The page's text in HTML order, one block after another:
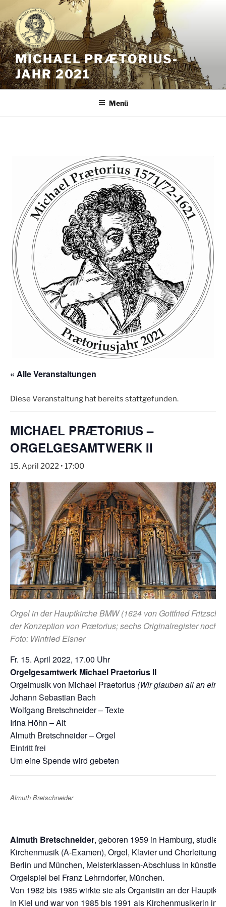
Inhalt
springen
MICHAEL PRÆTORIUS-
JAHR 2021
Menü
« Alle Veranstaltungen
Diese Veranstaltung hat bereits stattgefunden.
MICHAEL PRÆTORIUS –
ORGELGESAMTWERK II
15. April 2022 • 17:00
Orgel in der Hauptkirche BMW (1624 von Gottfried
der Konzeption von Prætorius; sechs Originalregister noch
Foto: Winfried Elsner
Fr. 15. April 2022, 17.00 Uhr
Orgelgesamtwerk Michael Praetorius II
Orgelmusik von Michael Praetorius (Wir glauben all an e
Johann Sebastian Bach
Wolfgang Bretschneider – Texte
Irina Höhn – Alt
Almuth Bretschneider – Orgel
Eintritt frei
Um eine Spende wird gebeten
Almuth Bretschneider
Almuth Bretschneider, geboren 1959 in Hamburg,
Kirchenmusik (A-Examen), Orgel, Klavier und Chorleitung
Berlin und München, Meisterklassen-Abschluss in
Orgelspiel bei Franz Lehrndorfer, München.
Von 1982 bis 1985 wirkte sie als Organistin an der
in Kiel und war von 1985 bis 1991 als Kirchenmusikerin in